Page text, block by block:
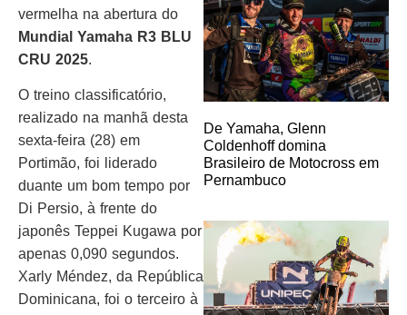
vermelha na abertura do
Mundial Yamaha R3 BLU
CRU 2025.
O treino classificatório,
realizado na manhã desta
sexta-feira (28) em
Portimão, foi liderado
duante um bom tempo por
Di Persio, à frente do
japonês Teppei Kugawa por
apenas 0,090 segundos.
Xarly Méndez, da República
Dominicana, foi o terceiro à
De Yamaha, Glenn
Coldenhoff domina
Brasileiro de Motocross em
Pernambuco